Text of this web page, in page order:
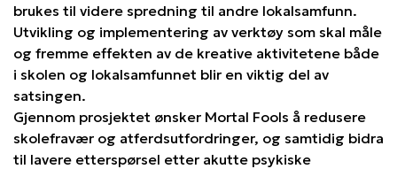
brukes til videre spredning til andre lokalsamfunn.
Utvikling og implementering av verktøy som skal måle
og fremme effekten av de kreative aktivitetene både
i skolen og lokalsamfunnet blir en viktig del av
satsingen.
Gjennom prosjektet ønsker Mortal Fools å redusere
skolefravær og atferdsutfordringer, og samtidig bidra
til lavere etterspørsel etter akutte psykiske